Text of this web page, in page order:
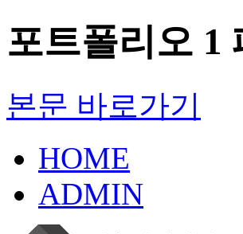
포트폴리오 1
본문 바로가기
HOME
ADMIN